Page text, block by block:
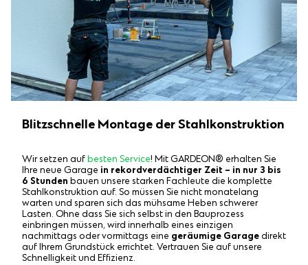
Blitzschnelle Montage der Stahlkonstruktion
Wir setzen aufbesten Service! Mit GARDEON® erhalten Sie
Ihre neue Garage in rekordverdächtiger Zeit – in nur 3 bis
6 Stunden bauen unsere starken Fachleute die komplette
Stahlkonstruktion auf. So müssen Sie nicht monatelang
warten und sparen sich das mühsame Heben schwerer
Lasten. Ohne dass Sie sich selbst in den Bauprozess
einbringen müssen, wird innerhalb eines einzigen
nachmittags oder vormittags eine geräumige Garagedirekt
auf Ihrem Grundstück errichtet. Vertrauen Sie auf unsere
Schnelligkeit und Effizienz.